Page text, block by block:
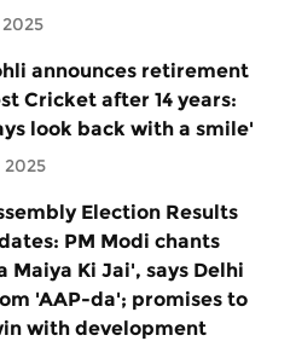
announces retirement
Cricket after 14 years:
look back with a smile'
2025
Election Results
PM Modi chants
Maiya Ki Jai', says Delhi
'AAP-da'; promises to
with development